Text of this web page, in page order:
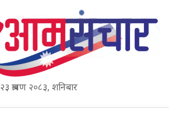
२३ श्रावण २०८३, शनिबार